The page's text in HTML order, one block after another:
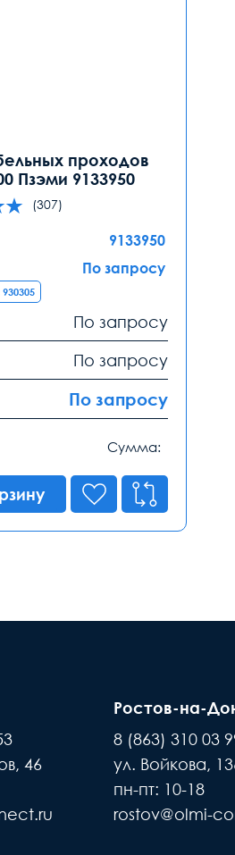
проходов
Пзэми 9133950
(307)
9133950
По запросу
По запросу
По запросу
По запросу
Сумма:
46
Ростов-на-
8 (863) 310 03
ул. Войкова,
пн-пт: 10-18
rostov@olmi-